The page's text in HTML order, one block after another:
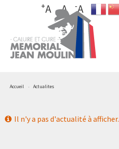
principal
-A
A
+A
Accueil Actualites
Il n'y a pas d'actualité à afficher.